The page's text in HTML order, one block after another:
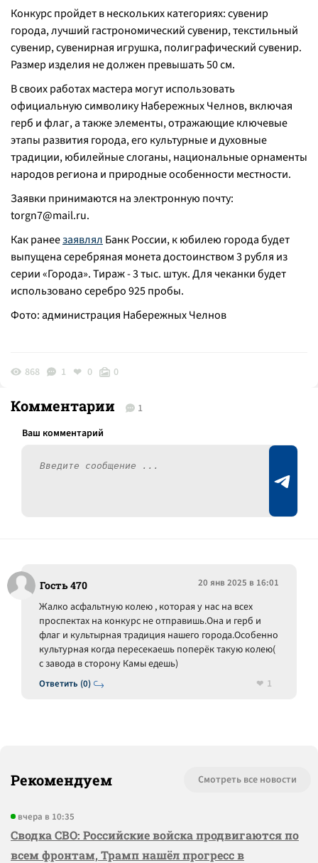
Конкурс пройдет в нескольких категориях: сувенир
города, лучший гастрономический сувенир, текстильный
сувенир, сувенирная игрушка, полиграфический сувенир.
Размер изделия не должен превышать 50 см.
В своих работах мастера могут использовать
официальную символику Набережных Челнов, включая
герб и флаг, а также элементы, отражающие ключевые
этапы развития города, его культурные и духовные
традиции, юбилейные слоганы, национальные орнаменты
народов региона и природные особенности местности.
Заявки принимаются на электронную почту:
torgn7@mail.ru.
Как ранеезаявлял Банк России, к юбилею города будет
выпущена серебряная монета достоинством 3 рубля из
серии «Города». Тираж - 3 тыс. штук. Для чеканки будет
использовано серебро 925 пробы.
Фото: администрация Набережных Челнов
868 1 0 0
Комментарии 1
Гость 470 20 янв 2025 в 16:01
Ответить (0)
Жалко асфальтную колею , которая у нас на всех
проспектах на конкурс не отправишь.Она и герб и
флаг и культырная традиция нашего города.Особенно
культурная когда пересекаешь поперёк такую колею(
с завода в сторону Камы едешь)
1
Рекомендуем Смотреть все новости
вчера в 10:35
Сводка СВО: Российские войска продвигаются по
всем фронтам, Трамп нашёл прогресс в